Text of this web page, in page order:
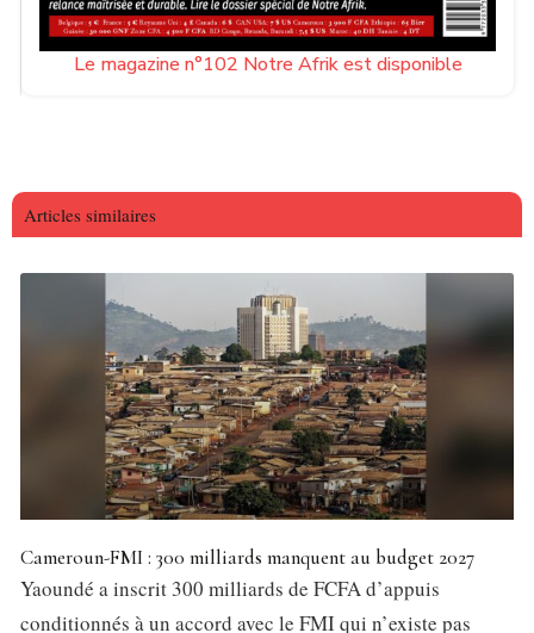
Le magazine n°102 Notre Afrik est disponible
Articles similaires
Cameroun-FMI : 300 milliards manquent au budget 2027
Yaoundé a inscrit 300 milliards de FCFA d’appuis
conditionnés à un accord avec le FMI qui n’existe pas